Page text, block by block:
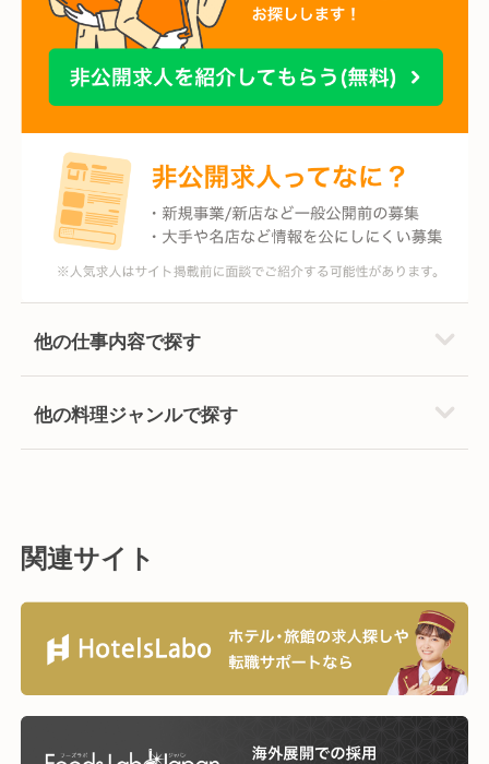
他の仕事内容で探す
他の料理ジャンルで探す
関連サイト